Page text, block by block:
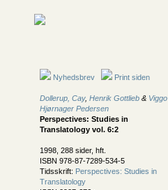
Nyhedsbrev Print siden
Dollerup, Cay, Henrik Gottlieb & Viggo
Hjørnager Pedersen
Perspectives: Studies in
Translatology vol. 6:2
1998, 288 sider, hft.
ISBN 978-87-7289-534-5
Tidsskrift: Perspectives: Studies in
Translatology